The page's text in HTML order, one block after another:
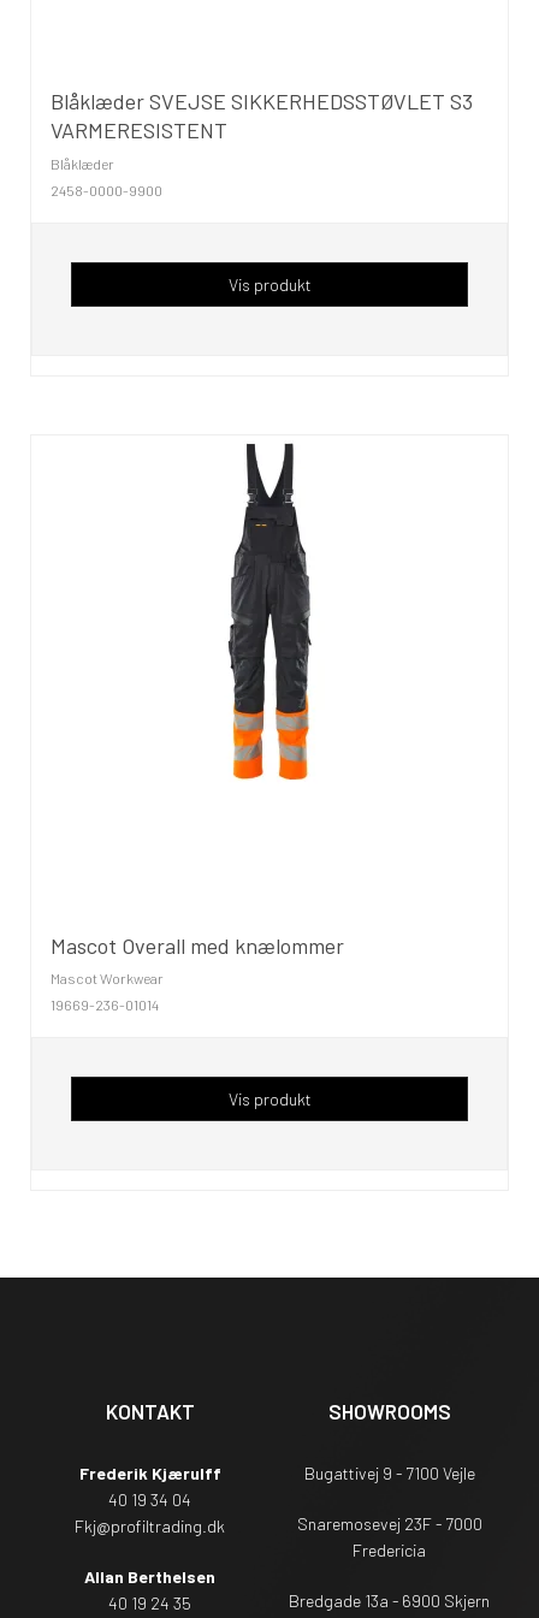
Blåklæder SVEJSE SIKKERHEDSSTØVLET S3
VARMERESISTENT
Blåklæder
2458-0000-9900
Vis produkt
Mascot Overall med knælommer
Mascot Workwear
19669-236-01014
Vis produkt
KONTAKT
Frederik Kjærulff
40 19 34 04
Fkj@profiltrading.dk
Allan Berthelsen
40 19 24 35
SHOWROOMS
Bugattivej 9 - 7100 Vejle
Snaremosevej 23F - 7000
Fredericia
Bredgade 13a - 6900 Skjern